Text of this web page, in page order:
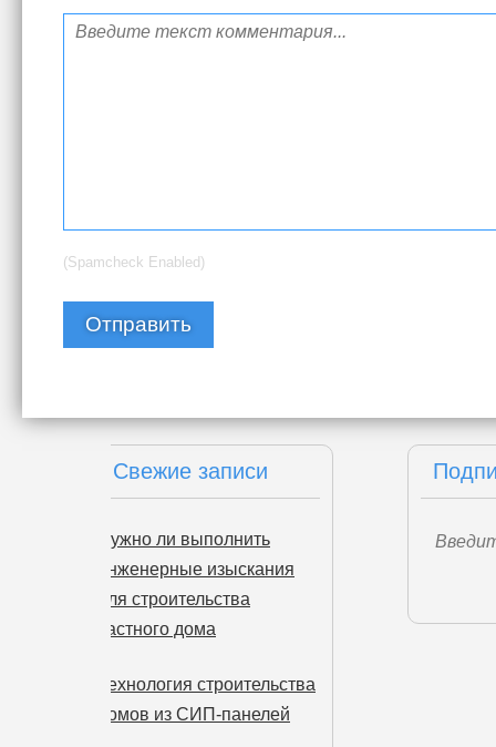
(Spamcheck Enabled)
Свежие записи
Нужно ли выполнить
инженерные изыскания
для строительства
частного дома
Технология строительства
домов из СИП-панелей